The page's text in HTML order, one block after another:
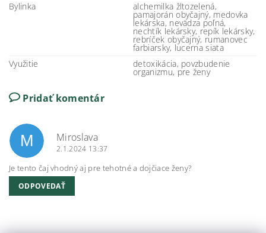
Bylinka alchemilka žltozelená,
pamajorán obyčajný, medovka
lekárska, nevädza poľná,
nechtík lekársky, repík lekársky,
rebríček obyčajný, rumanovec
farbiarsky, lucerna siata
Využitie
detoxikácia, povzbudenie
organizmu, pre ženy
Pridať komentár
M Miroslava
2.1.2024 13:37
Je tento čaj vhodný aj pre tehotné a dojčiace ženy?
ODPOVEDAŤ